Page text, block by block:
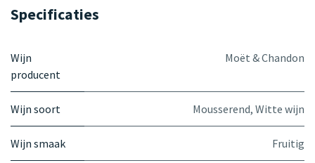
Specificaties
Wijn
producent
Moët & Chandon
Wijn soort Mousserend, Witte wijn
Wijn smaak Fruitig